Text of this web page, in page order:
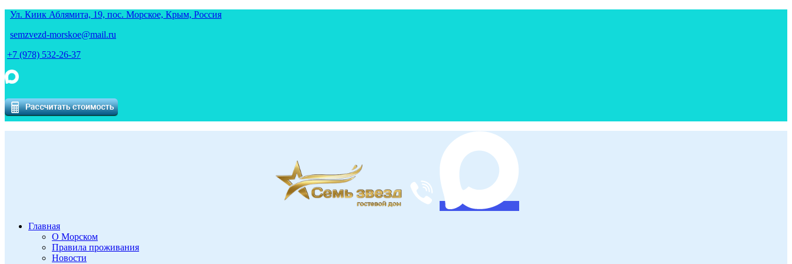
Ул. Киик Аблямита, 19, пос. Морское, Крым, Россия
semzvezd-morskoe@mail.ru
+7 (978) 532-26-37
Главная
О Морском
Правила проживания
Новости